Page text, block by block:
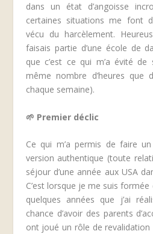
dans un état d’angoisse
certaines situations me font
vécu du harcèlement.
faisais partie d’une école de
que c’est ce qui m’a évité
même nombre d’heures
chaque semaine).
🌱 Premier déclic
Ce qui m’a permis de faire
version authentique (toute
séjour d’une année aux USA
C’est lorsque je me suis
quelques années que j’ai
chance d’avoir des parents
ont joué un rôle de